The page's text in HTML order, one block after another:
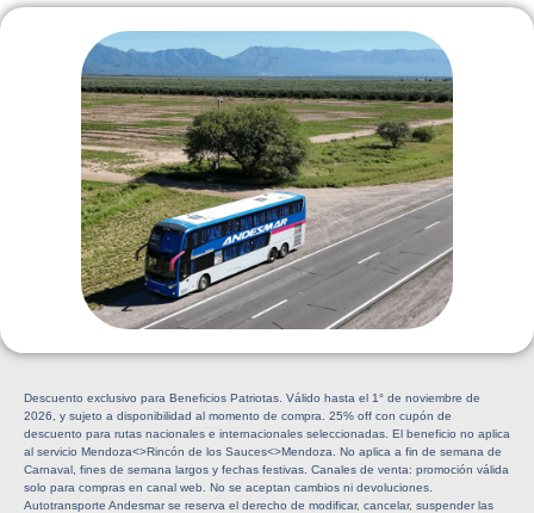
Descuento exclusivo para Beneficios Patriotas. Válido hasta el 1° de noviembre de
2026, y sujeto a disponibilidad al momento de compra. 25% off con cupón de
descuento para rutas nacionales e internacionales seleccionadas. El beneficio no aplica
al servicio Mendoza<>Rincón de los Sauces<>Mendoza. No aplica a fin de semana de
Carnaval, fines de semana largos y fechas festivas. Canales de venta: promoción válida
solo para compras en canal web. No se aceptan cambios ni devoluciones.
Autotransporte Andesmar se reserva el derecho de modificar, cancelar, suspender las